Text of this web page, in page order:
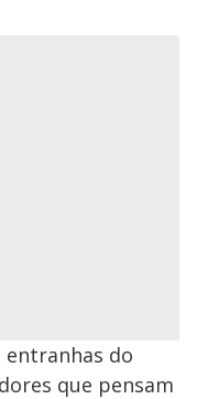
entranhas do
que pensam